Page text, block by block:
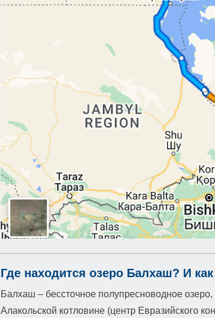
Где находится озеро Балхаш? И
Балхаш – бессточное полупресноводное
Алакольской котловине (центр Евразийского